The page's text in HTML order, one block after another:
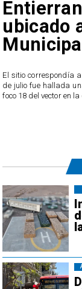
ubicado
El sitio correspondía
de julio fue hallada
foco 18 del vector en la